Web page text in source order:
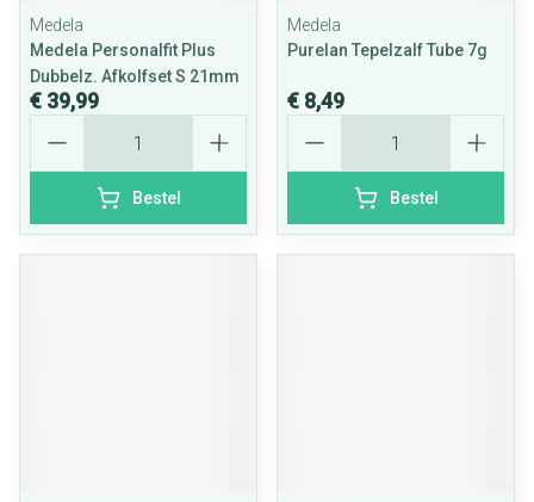
Medela
Medela Personalfit Plus
Dubbelz. Afkolfset S 21mm
€ 39,99
Bestel
Medela
Purelan Tepelzalf Tube 7g
€ 8,49
Bestel